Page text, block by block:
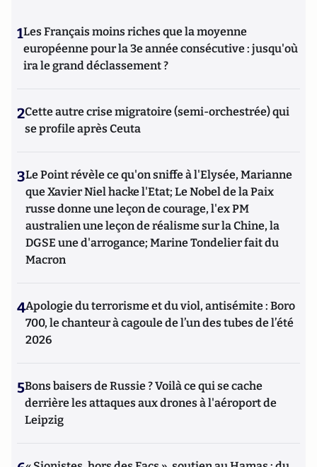
1Les Français moins riches que la moyenne
européenne pour la 3e année consécutive : jusqu'où
ira le grand déclassement ?
2Cette autre crise migratoire (semi-orchestrée) qui
se profile après Ceuta
3Le Point révèle ce qu'on sniffe à l'Elysée, Marianne
que Xavier Niel hacke l'Etat; Le Nobel de la Paix
russe donne une leçon de courage, l'ex PM
australien une leçon de réalisme sur la Chine, la
DGSE une d'arrogance; Marine Tondelier fait du
Macron
4Apologie du terrorisme et du viol, antisémite : Boro
700, le chanteur à cagoule de l’un des tubes de l’été
2026
5Bons baisers de Russie ? Voilà ce qui se cache
derrière les attaques aux drones à l'aéroport de
Leipzig